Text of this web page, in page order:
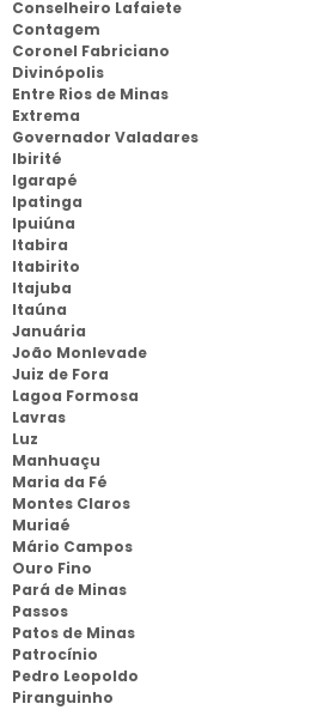
Conselheiro Lafaiete
Contagem
Coronel Fabriciano
Divinópolis
Entre Rios de Minas
Extrema
Governador Valadares
Ibirité
Igarapé
Ipatinga
Ipuiúna
Itabira
Itabirito
Itajuba
Itaúna
Januária
João Monlevade
Juiz de Fora
Lagoa Formosa
Lavras
Luz
Manhuaçu
Maria da Fé
Montes Claros
Muriaé
Mário Campos
Ouro Fino
Pará de Minas
Passos
Patos de Minas
Patrocínio
Pedro Leopoldo
Piranguinho